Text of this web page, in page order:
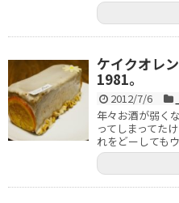
ケイクオレ
1981。
2012/7/6
年々お酒が弱く
ってしまってた
れをどーしても